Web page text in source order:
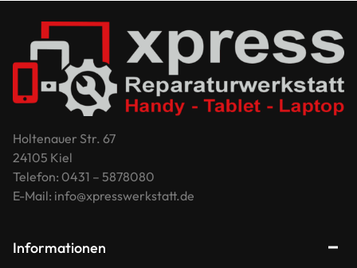
Holtenauer Str. 67
24105 Kiel
Telefon: 0431 – 5878080
E-Mail: info@xpresswerkstatt.de
Informationen